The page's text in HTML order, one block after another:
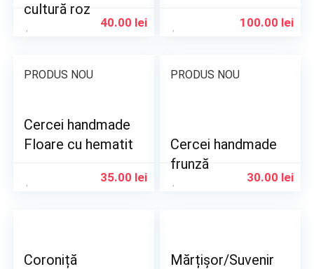
cultură roz
40.00 lei 100.00 lei
PRODUS NOU
Cercei handmade
Floare cu hematit
35.00 lei
PRODUS NOU
Cercei handmade
frunză
30.00 lei
Coroniță
Mărțișor/Suvenir